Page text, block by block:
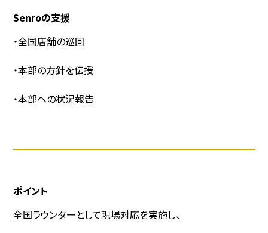
Senroの支援
・全国店舗の巡回
・本部の方針を伝授
・本部への状況報告
ポイント
全国ラウンダーとして現場対応を実施し、